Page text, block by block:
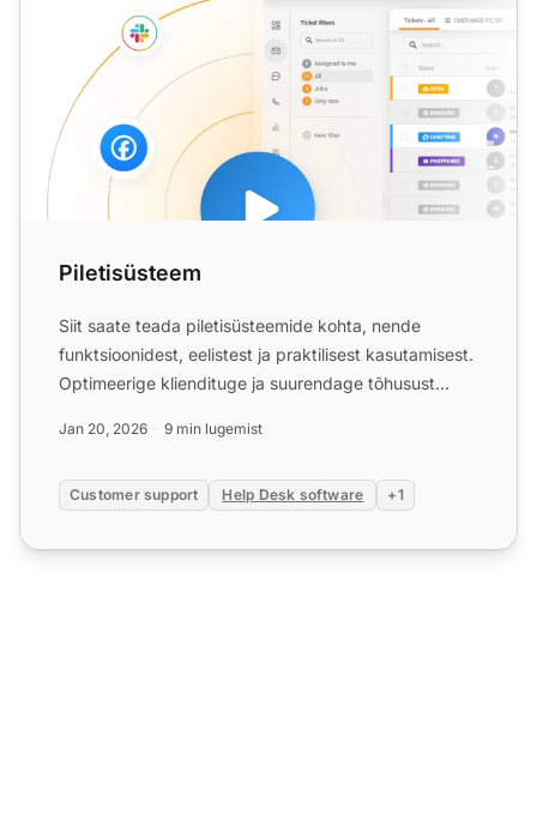
Piletisüsteem
Siit saate teada piletisüsteemide kohta, nende
funktsioonidest, eelistest ja praktilisest kasutamisest.
Optimeerige kliendituge ja suurendage tõhusust
Jan 20, 2026 9 min lugemist
Customer support Help Desk software +1